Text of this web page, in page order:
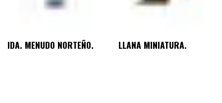
IDA. MENUDO NORTEÑO. LLANA MINIATURA.